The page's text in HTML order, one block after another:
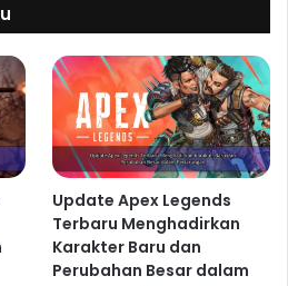
Update Apex Legends
Terbaru Menghadirkan
Karakter Baru dan
Perubahan Besar dalam